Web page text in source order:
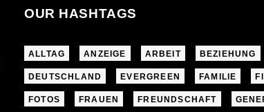
OUR HASHTAGS
ALLTAG ANZEIGE ARBEIT BEZIEHUNG
DEUTSCHLAND EVERGREEN FAMILIE
FOTOS FRAUEN FREUNDSCHAFT